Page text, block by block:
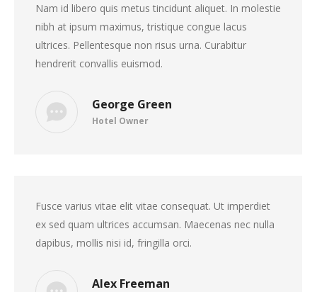
George Green
Hotel Owner
Nam id libero quis metus tincidunt aliquet. In molestie
nibh at ipsum maximus, tristique congue lacus
ultrices. Pellentesque non risus urna. Curabitur
hendrerit convallis euismod.
Alex Freeman
Fusce varius vitae elit vitae consequat. Ut imperdiet
ex sed quam ultrices accumsan. Maecenas nec nulla
dapibus, mollis nisi id, fringilla orci.